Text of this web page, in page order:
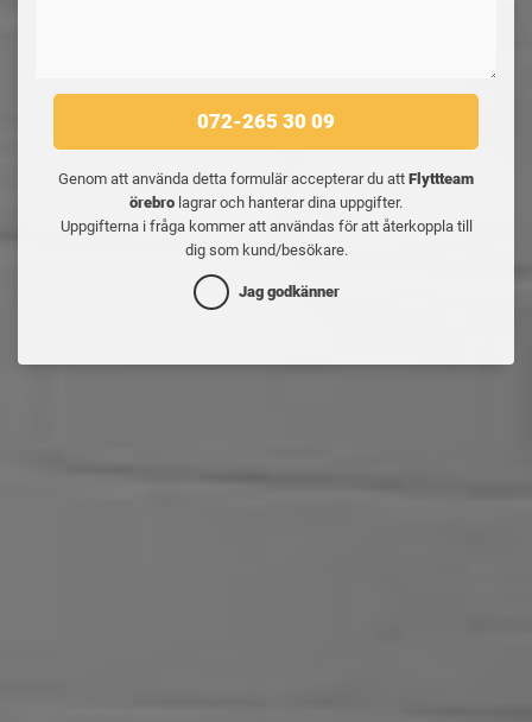
072-265 30 09
Genom att använda detta formulär accepterar du att Flyttteam
örebro lagrar och hanterar dina uppgifter.
Uppgifterna i fråga kommer att användas för att återkoppla till
dig som kund/besökare.
Jag godkänner